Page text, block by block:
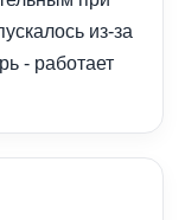
из-за
- работает